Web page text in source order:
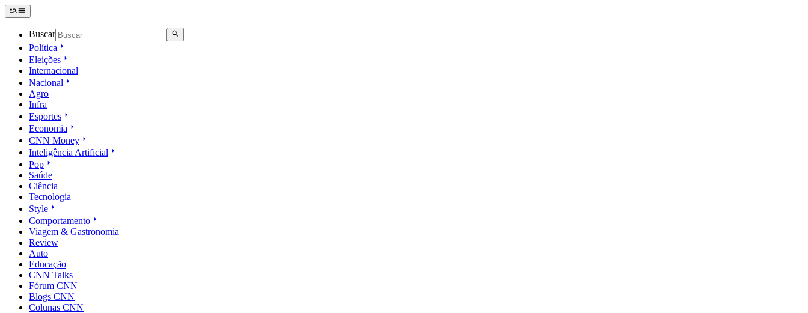
Buscar
Política
Eleições
Internacional
Nacional
Agro
Infra
Esportes
Economia
CNN Money
Inteligência Artificial
Pop
Saúde
Ciência
Tecnologia
Style
Comportamento
Viagem & Gastronomia
Review
Auto
Educação
CNN Talks
Fórum CNN
Blogs CNN
Colunas CNN